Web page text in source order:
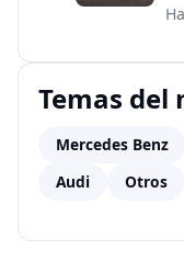
Temas del
Mercedes Benz
Audi
Otros